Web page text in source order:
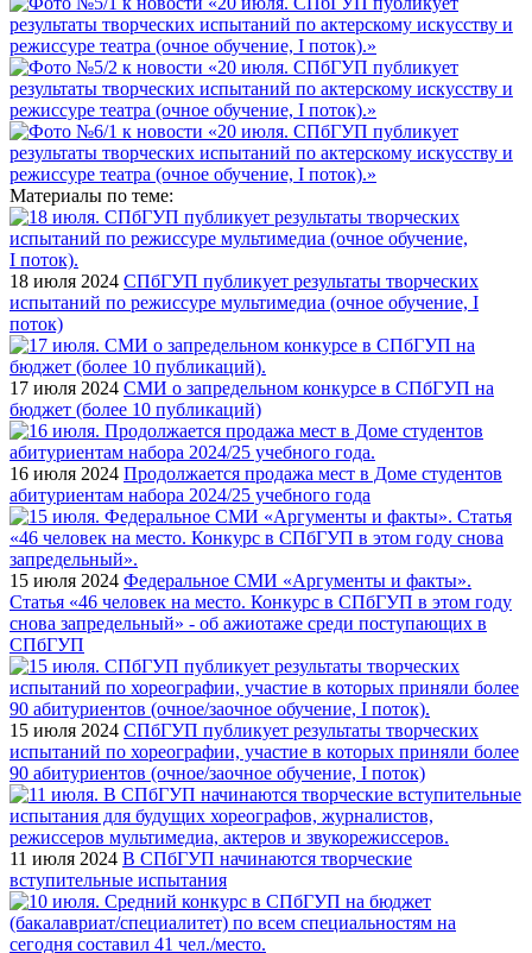
Материалы по теме:
18 июля 2024 СПбГУП публикует результаты творческих
испытаний по режиссуре мультимедиа (очное обучение, I
поток)
17 июля 2024 СМИ о запредельном конкурсе в СПбГУП на
бюджет (более 10 публикаций)
16 июля 2024 Продолжается продажа мест в Доме студентов
абитуриентам набора 2024/25 учебного года
15 июля 2024 Федеральное СМИ «Аргументы и факты».
Статья «46 человек на место. Конкурс в СПбГУП в этом году
снова запредельный» - об ажиотаже среди поступающих в
СПбГУП
15 июля 2024 СПбГУП публикует результаты творческих
испытаний по хореографии, участие в которых приняли более
90 абитуриентов (очное/заочное обучение, I поток)
11 июля 2024 В СПбГУП начинаются творческие
вступительные испытания